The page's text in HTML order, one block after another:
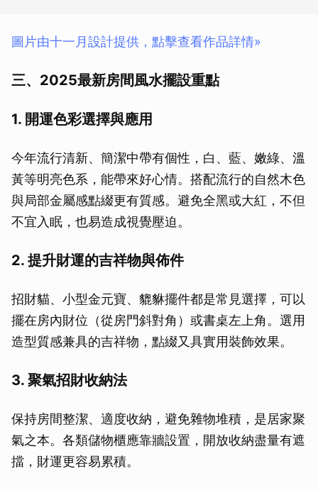
圖片由十一月設計提供，點擊查看作品詳情»
三、2025最新房間風水擺設重點
1. 開運色彩選擇與應用
今年流行清新、簡潔中帶有個性，白、藍、嫩綠、溫
黃等明亮色系，能帶來好心情。搭配流行的自然木色
與局部金屬感點綴更有質感。避免全黑或大紅，不但
不宜入眠，也易造成視覺壓迫。
2. 提升財運的吉祥物與佈件
招財貓、小型金元寶、貔貅擺件都是常見選擇，可以
擺在房內財位（從房門斜對角）或書桌左上角。選用
造型質感兼具的吉祥物，點綴又具實用裝飾效果。
3. 聚氣招財收納法
保持房間整潔、適度收納，避免雜物堆積，是居家聚
氣之本。各類儲物櫃應靠牆設置，開放收納盡量有遮
擋，財運更容易累積。